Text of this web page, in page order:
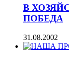
В
ПОБЕДА
31.08.2002